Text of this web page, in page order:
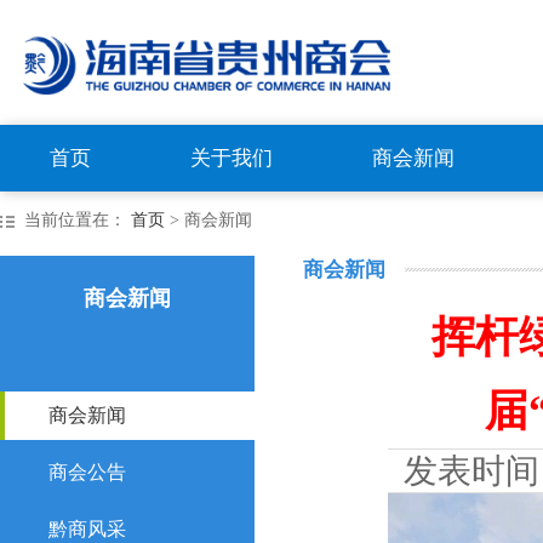
首页 关于我们 商会新闻
当前位置在： 首页 > 商会新闻
商会新闻
商会新闻
商会公告
黔商风采
商会新闻
挥杆
届
发表时